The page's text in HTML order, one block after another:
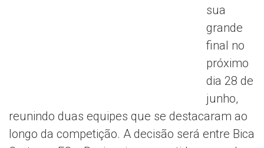
sua
grande
final no
próximo
dia 28 de
junho,
reunindo duas equipes que se destacaram ao
longo da competição. A decisão será entre Bica